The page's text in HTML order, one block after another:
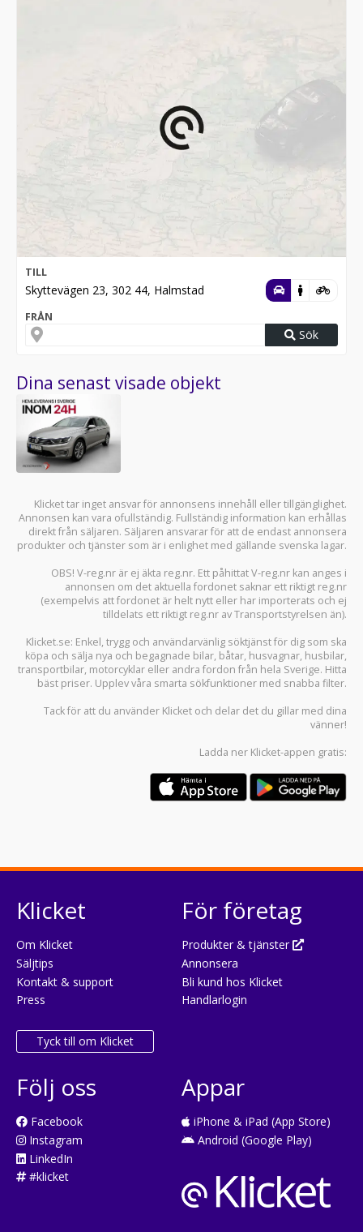
TILL
Skyttevägen 23, 302 44, Halmstad
FRÅN
Sök
Dina senast visade objekt
Klicket tar inget ansvar för annonsens innehåll eller tillgänglighet.
Annonsen kan vara ofullständig. Fullständig information kan erhållas
direkt från säljaren. Säljaren ansvarar för att de endast annonsera
produkter och tjänster som är i enlighet med gällande svenska lagar.
OBS! V-reg.nr är ej äkta reg.nr. Ett påhittat V-reg.nr kan anges i
annonsen om det aktuella fordonet saknar ett riktigt reg.nr
(exempelvis att fordonet är helt nytt eller har importerats och ej
tilldelats ett riktigt reg.nr av Transportstyrelsen än).
Klicket.se: Enkel, trygg och användarvänlig söktjänst för dig som ska
köpa och sälja nya och begagnade bilar, båtar, husvagnar, husbilar,
transportbilar, motorcyklar eller andra fordon från hela Sverige. Hitta
bäst priser. Upplev våra smarta sökfunktioner med snabba filter.
Tack för att du använder Klicket och delar det du gillar med dina
vänner!
Ladda ner Klicket-appen gratis:
Klicket
Om Klicket
Säljtips
Kontakt & support
Press
Tyck till om Klicket
För företag
Produkter & tjänster
Annonsera
Bli kund hos Klicket
Handlarlogin
Följ oss
Facebook
Instagram
LinkedIn
#klicket
Appar
iPhone & iPad (App Store)
Android (Google Play)